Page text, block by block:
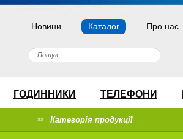
Новини Каталог Про нас
ГОДИННИКИ ТЕЛЕФОНИ
Категорія продукції